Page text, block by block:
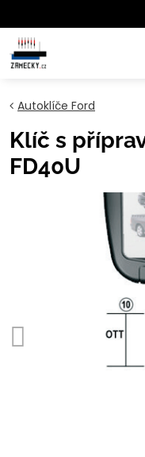
Autoklíče Ford
Klíč s
FD40U